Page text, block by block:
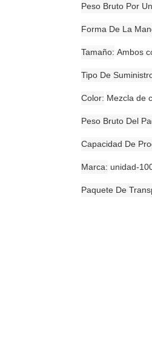
Peso Bruto Por
Forma De La
Tamaño Ambos
Tipo De
Color Mezcla de
Peso Bruto Del
Capacidad De
Marca unidad-
Paquete De